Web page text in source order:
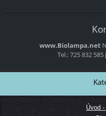
www.Biolampa.net
Tel.: 725 832 585
Úvod